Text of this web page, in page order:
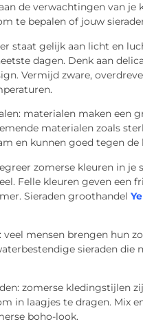
de verwachtingen van je
te bepalen of jouw
staat gelijk aan licht en
dagen. Denk aan
Vermijd zware,
materialen maken een
materialen zoals
en kunnen goed tegen
zomerse kleuren in je
Felle kleuren geven een
Sieraden groothandel
veel mensen brengen hun
sieraden
zomerse kledingstijlen
in laagjes te dragen. Mix
boho-look.